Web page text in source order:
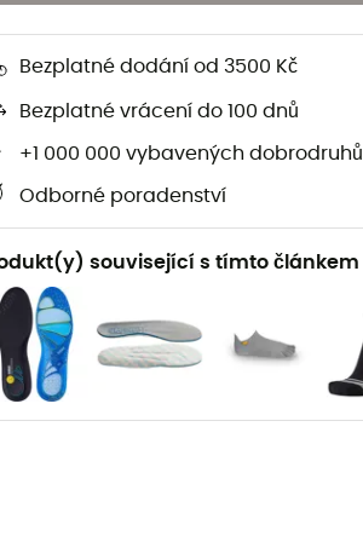
Bezplatné dodání od 3500 Kč
Bezplatné vrácení do 100 dnů
+1 000 000 vybavených dobrodruhů
Odborné poradenství
související s tímto článkem